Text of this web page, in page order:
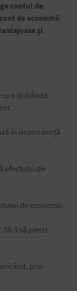
contul de
de economii
și
cu o dobândă
în dependență
efectului de
de economii
să pierzi
prin